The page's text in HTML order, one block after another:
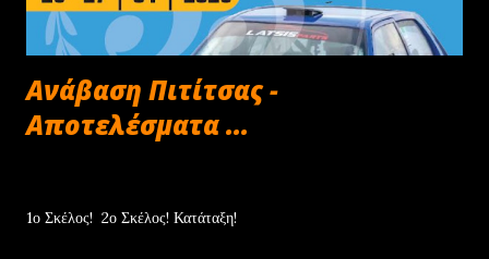
Ανάβαση Πιτίτσας -
Αποτελέσματα ...
1ο Σκέλος! 2ο Σκέλος! Κατάταξη!